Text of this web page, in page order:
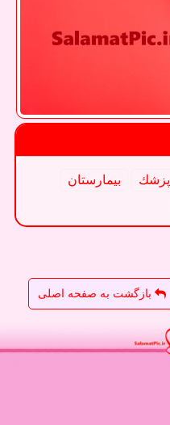
پزشك
بیمارستان
بازگشت به صفحه اصلی